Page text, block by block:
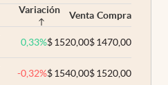
Variación Venta Compra
0,33%$1520,00$1470,00
-0,32%$1540,00$1520,00